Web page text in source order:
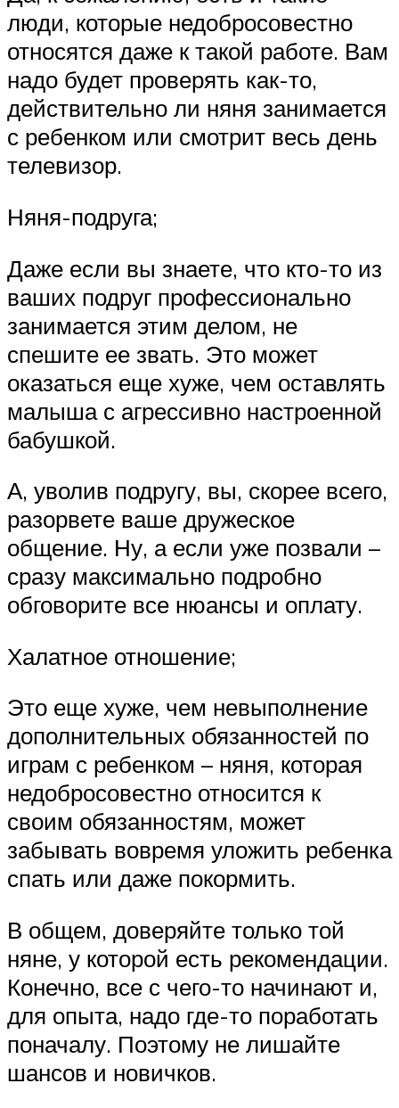
люди, которые недобросовестно
относятся даже к такой работе. Вам
надо будет проверять как-то,
действительно ли няня занимается
с ребенком или смотрит весь день
телевизор.
Няня-подруга;
Даже если вы знаете, что кто-то из
ваших подруг профессионально
занимается этим делом, не
спешите ее звать. Это может
оказаться еще хуже, чем оставлять
малыша с агрессивно настроенной
бабушкой.
А, уволив подругу, вы, скорее всего,
разорвете ваше дружеское
общение. Ну, а если уже позвали –
сразу максимально подробно
обговорите все нюансы и оплату.
Халатное отношение;
Это еще хуже, чем невыполнение
дополнительных обязанностей по
играм с ребенком – няня, которая
недобросовестно относится к
своим обязанностям, может
забывать вовремя уложить ребенка
спать или даже покормить.
В общем, доверяйте только той
няне, у которой есть рекомендации.
Конечно, все с чего-то начинают и,
для опыта, надо где-то поработать
поначалу. Поэтому не лишайте
шансов и новичков.